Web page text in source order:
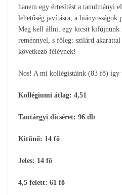
hanem egy értesítést a tanulmányi
lehetőség javításra, a hiányosságok
Meg kell állni, egy kicsit kifújnunk
reménnyel, s főleg: szilárd
következő félévnek!
Nos! A mi kollégistáink (83 fő) így
Kollégiumi átlag: 4,51
Tantárgyi dicséret: 96 db
Kitűnő: 14 fő
Jeles: 14 fő
4,5 felett: 61 fő